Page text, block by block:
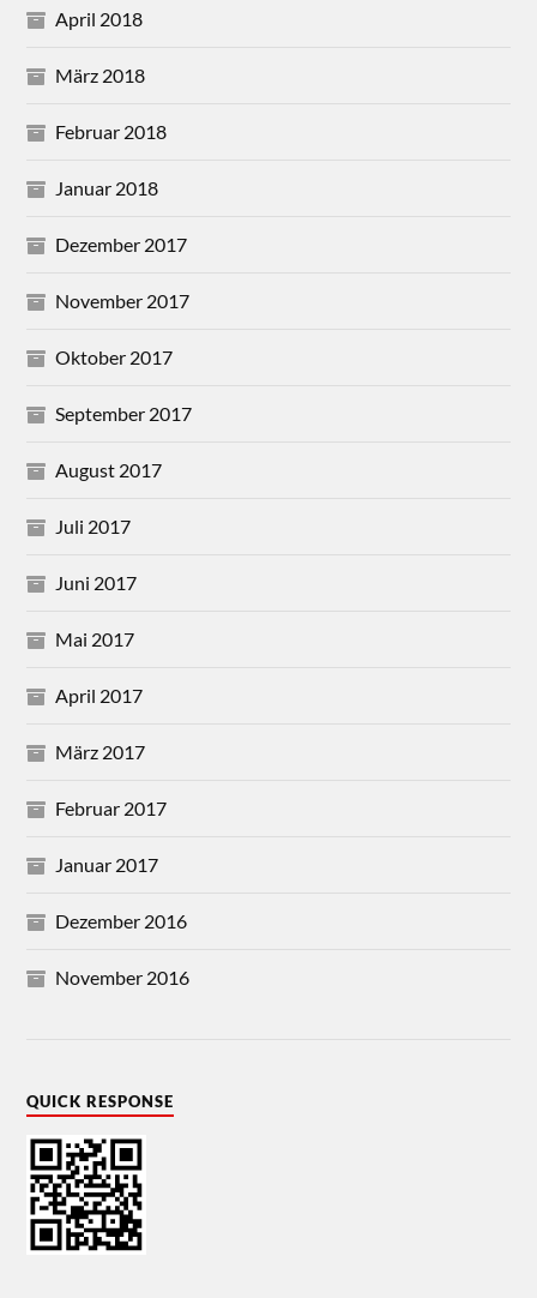
April 2018
März 2018
Februar 2018
Januar 2018
Dezember 2017
November 2017
Oktober 2017
September 2017
August 2017
Juli 2017
Juni 2017
Mai 2017
April 2017
März 2017
Februar 2017
Januar 2017
Dezember 2016
November 2016
QUICK RESPONSE